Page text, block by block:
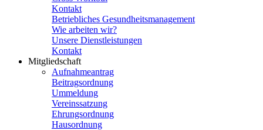
Kontakt
Betriebliches Gesundheitsmanagement
Wie arbeiten wir?
Unsere Dienstleistungen
Kontakt
Mitgliedschaft
Aufnahmeantrag
Beitragsordnung
Ummeldung
Vereinssatzung
Ehrungsordnung
Hausordnung